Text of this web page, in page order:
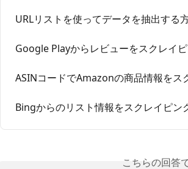
URLリストを使ってデータを抽出する
Google Playからレビューをスクレイ
ASINコードでAmazonの商品情報をス
Bingからのリスト情報をスクレイピン
こちらの回答